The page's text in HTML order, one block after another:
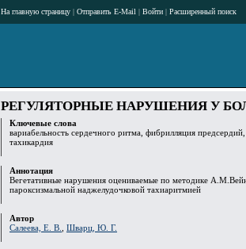
На главную страницу | Отправить E-Mail | Войти | Расширенный поиск
РЕГУЛЯТОРНЫЕ НАРУШЕНИЯ У
Ключевые слова
вариабельность сердечного ритма, фибрилляция
тахикардия
Аннотация
Вегетативные нарушения оцениваемые по методике
пароксизмальной наджелудочковой тахиаритмией
Автор
Салеева, Е. В.
Шварц, Ю. Г.